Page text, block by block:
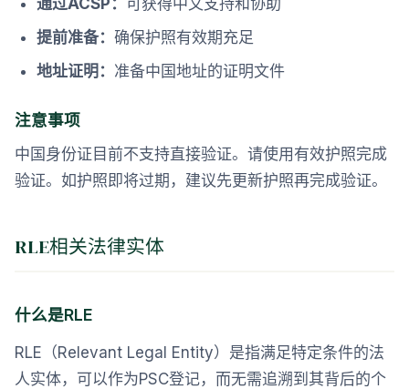
通过ACSP： 可获得中文支持和协助
提前准备： 确保护照有效期充足
地址证明： 准备中国地址的证明文件
注意事项
中国身份证目前不支持直接验证。请使用有效护照完成
验证。如护照即将过期，建议先更新护照再完成验证。
RLE相关法律实体
什么是RLE
RLE（Relevant Legal Entity）是指满足特定条件的法
人实体，可以作为PSC登记，而无需追溯到其背后的个